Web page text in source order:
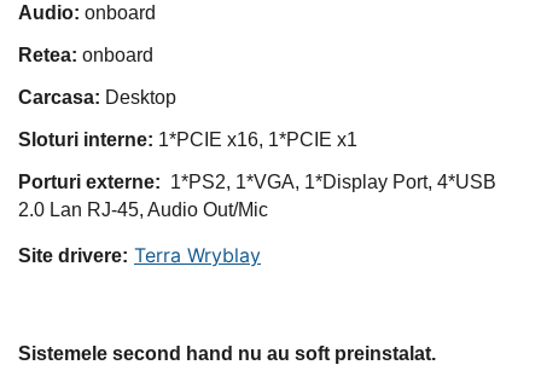
Audio: onboard
Retea: onboard
Carcasa: Desktop
Sloturi interne: 1*PCIE x16, 1*PCIE x1
Porturi externe: 1*PS2, 1*VGA, 1*Display Port, 4*USB
2.0 Lan RJ-45, Audio Out/Mic
Site drivere: Terra Wryblay
Sistemele second hand nu au soft preinstalat.